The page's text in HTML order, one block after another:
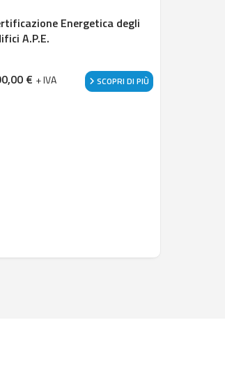
Energetica degli
A.P.E.
€ + IVA SCOPRI DI PIÙ